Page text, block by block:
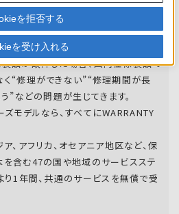
通の保証サービスを実施し
品が故障した場合、国内仕様製品で
“修理ができない”“修理期間が長
”などの問題が生じてきます。
ズモデルなら、すべてにWARRANTY
、アフリカ、オセアニア地区など、保
含む47の国や地域のサービスステ
り1年間、共通のサービスを無償で受
を拒否する
を受け入れる